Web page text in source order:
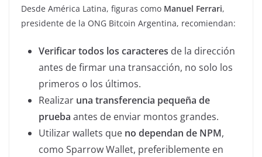
Desde América Latina, figuras como Manuel Ferrari,
presidente de la ONG Bitcoin Argentina, recomiendan:
Verificar todos los caracteres de la dirección
antes de firmar una transacción, no solo los
primeros o los últimos.
Realizar una transferencia pequeña de
prueba antes de enviar montos grandes.
Utilizar wallets que no dependan de NPM,
como Sparrow Wallet, preferiblemente en